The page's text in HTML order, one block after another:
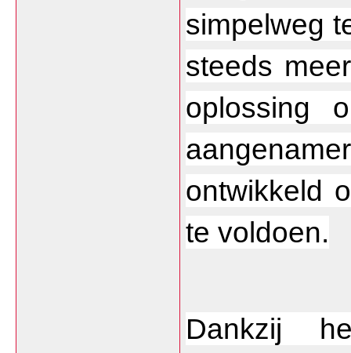
simpelweg
steeds
oplossing
ontwikkeld
te voldoen.
Dankzij